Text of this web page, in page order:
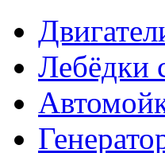
Лебёдки